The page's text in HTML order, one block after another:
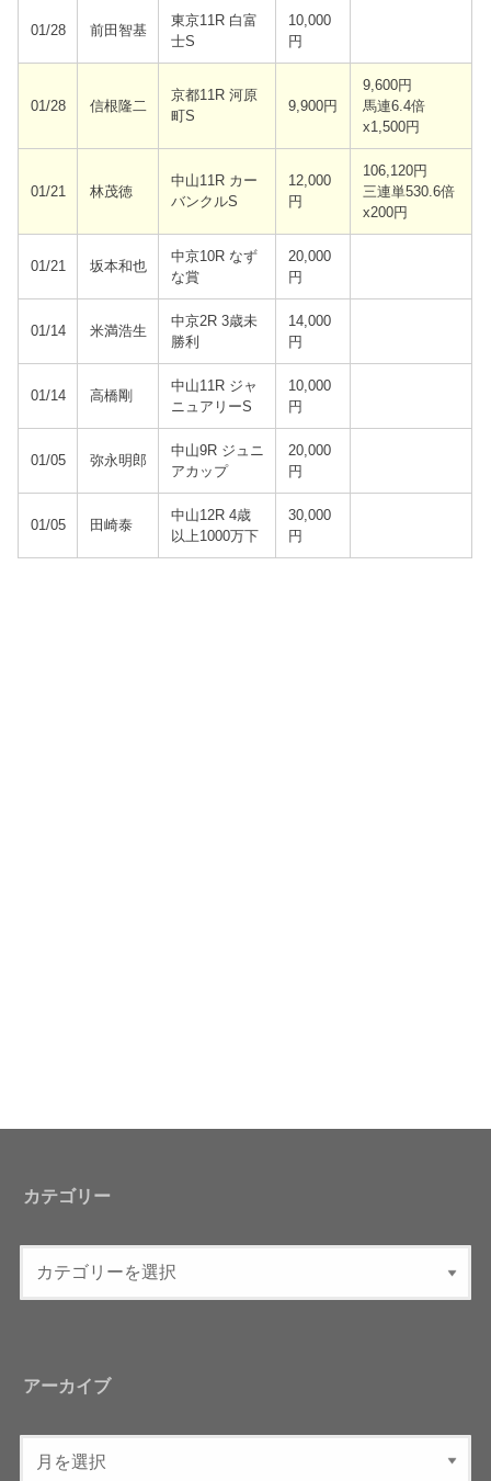
01/28 前田智基
東京11R 白富
士S
10,000
円
01/28 信根隆二
京都11R 河原
町S
9,900円
9,600円
馬連6.4倍
x1,500円
01/21 林茂徳
中山11R カー
バンクルS
12,000
円
106,120円
三連単530.6倍
x200円
01/21 坂本和也
中京10R なず
な賞
20,000
円
01/14 米満浩生
中京2R 3歳未
勝利
14,000
円
01/14 高橋剛
中山11R ジャ
ニュアリーS
10,000
円
01/05 弥永明郎
中山9R ジュニ
アカップ
20,000
円
01/05 田崎泰
中山12R 4歳
以上1000万下
30,000
円
カテゴリー
アーカイブ